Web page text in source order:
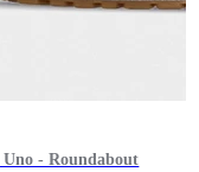
Uno - Roundabout